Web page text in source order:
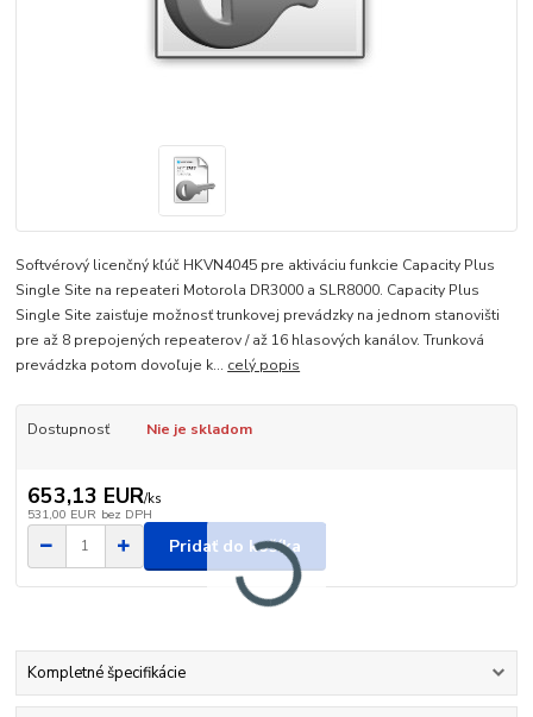
Softvérový licenčný kľúč HKVN4045 pre aktiváciu funkcie Capacity Plus
Single Site na repeateri Motorola DR3000 a SLR8000. Capacity Plus
Single Site zaisťuje možnosť trunkovej prevádzky na jednom stanovišti
pre až 8 prepojených repeaterov / až 16 hlasových kanálov. Trunková
prevádzka potom dovoľuje k... celý popis
Dostupnosť Nie je skladom
653,13 EUR/ks
531,00 EUR bez DPH
Pridať do košíka
Kompletné špecifikácie